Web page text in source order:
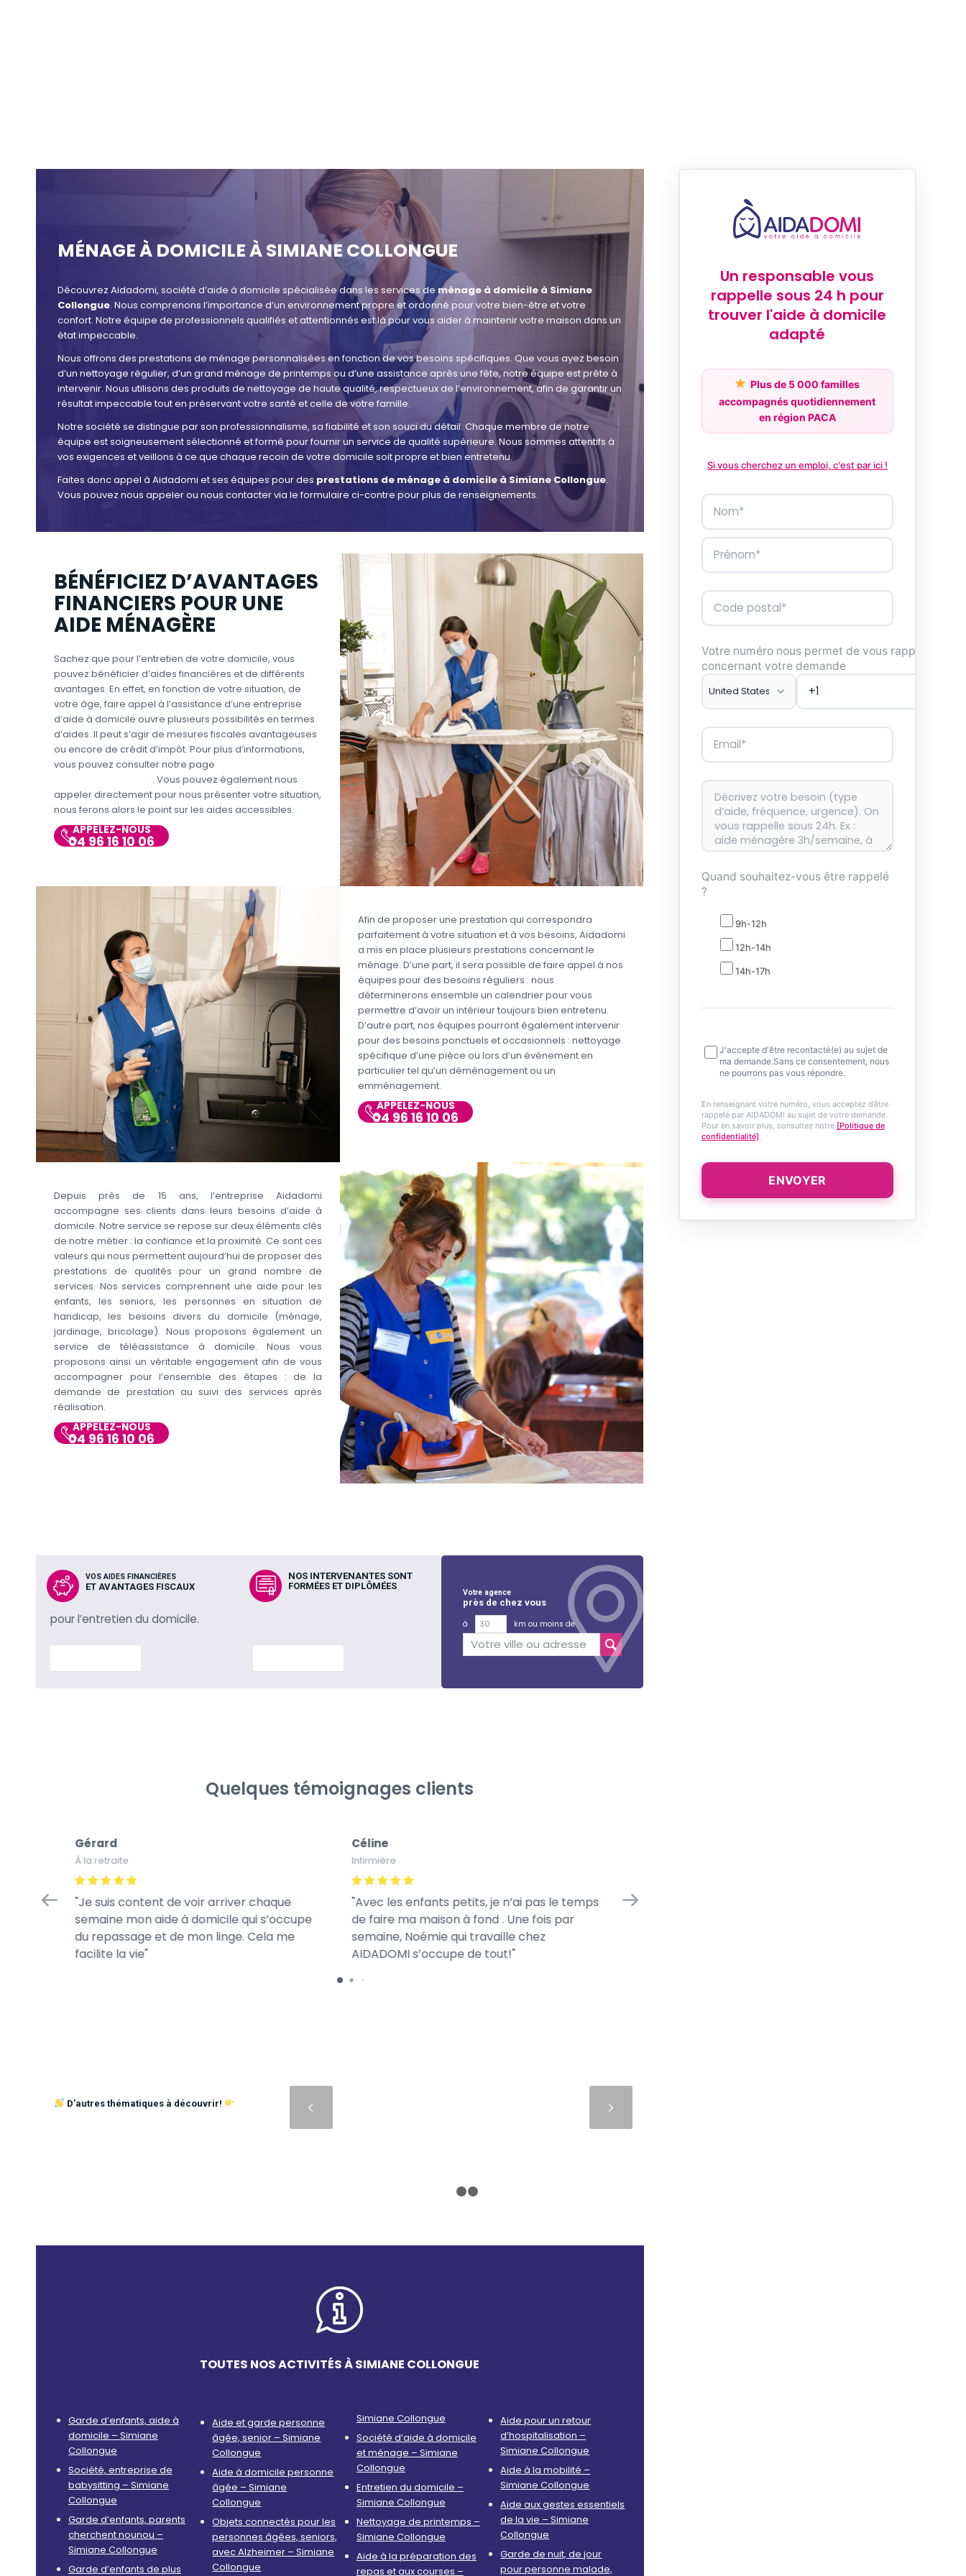
MÉNAGE À DOMICILE À SIMIANE COLLONGUE
Découvrez Aidadomi, société d’aide à domicile spécialisée dans les services de ménage à domicile à Simiane
Collongue. Nous comprenons l’importance d’un environnement propre et ordonné pour votre bien-être et votre
confort. Notre équipe de professionnels qualifiés et attentionnés est là pour vous aider à maintenir votre maison dans un
état impeccable.
Nous offrons des prestations de ménage personnalisées en fonction de vos besoins spécifiques. Que vous ayez besoin
d’un nettoyage régulier, d’un grand ménage de printemps ou d’une assistance après une fête, notre équipe est prête à
intervenir. Nous utilisons des produits de nettoyage de haute qualité, respectueux de l’environnement, afin de garantir un
résultat impeccable tout en préservant votre santé et celle de votre famille.
Notre société se distingue par son professionnalisme, sa fiabilité et son souci du détail. Chaque membre de notre
équipe est soigneusement sélectionné et formé pour fournir un service de qualité supérieure. Nous sommes attentifs à
vos exigences et veillons à ce que chaque recoin de votre domicile soit propre et bien entretenu.
Faites donc appel à Aidadomi et ses équipes pour des prestations de ménage à domicile à Simiane Collongue.
Vous pouvez nous appeler ou nous contacter via le formulaire ci-contre pour plus de renseignements.
BÉNÉFICIEZ D’AVANTAGES
FINANCIERS POUR UNE
AIDE MÉNAGÈRE
Sachez que pour l’entretien de votre domicile, vous
pouvez bénéficier d’aides financières et de différents
avantages. En effet, en fonction de votre situation, de
votre âge, faire appel à l’assistance d’une entreprise
d’aide à domicile ouvre plusieurs possibilités en termes
d’aides. Il peut s’agir de mesures fiscales avantageuses
ou encore de crédit d’impôt. Pour plus d’informations,
vous pouvez consulter notre page
. Vous pouvez également nous
appeler directement pour nous présenter votre situation,
nous ferons alors le point sur les aides accessibles.
APPELEZ-NOUS
04 96 16 10 06
Afin de proposer une prestation qui correspondra
parfaitement à votre situation et à vos besoins, Aidadomi
a mis en place plusieurs prestations concernant le
ménage. D’une part, il sera possible de faire appel à nos
équipes pour des besoins réguliers : nous
déterminerons ensemble un calendrier pour vous
permettre d’avoir un intérieur toujours bien entretenu.
D’autre part, nos équipes pourront également intervenir
pour des besoins ponctuels et occasionnels : nettoyage
spécifique d’une pièce ou lors d’un événement en
particulier tel qu’un déménagement ou un
emménagement.
APPELEZ-NOUS
04 96 16 10 06
Depuis près de 15 ans, l’entreprise Aidadomi
accompagne ses clients dans leurs besoins d’aide à
domicile. Notre service se repose sur deux éléments clés
de notre métier : la confiance et la proximité. Ce sont ces
valeurs qui nous permettent aujourd’hui de proposer des
prestations de qualités pour un grand nombre de
services. Nos services comprennent une aide pour les
enfants, les seniors, les personnes en situation de
handicap, les besoins divers du domicile (ménage,
jardinage, bricolage). Nous proposons également un
service de téléassistance à domicile. Nous vous
proposons ainsi un véritable engagement afin de vous
accompagner pour l’ensemble des étapes : de la
demande de prestation au suivi des services après
réalisation.
APPELEZ-NOUS
04 96 16 10 06
VOS AIDES FINANCIÈRES
ET AVANTAGES FISCAUX
pour l’entretien du domicile.
NOS INTERVENANTES SONT
FORMÉES ET DIPLÔMÉES
Votre agence
près de chez vous
à
km ou moins de
Quelques témoignages clients
Gérard
À la retraite
Je suis content de voir arriver chaque
semaine mon aide à domicile qui s’occupe
du repassage et de mon linge. Cela me
facilite la vie
Céline
Infirmière
Avec les enfants petits, je n’ai pas le temps
de faire ma maison à fond . Une fois par
semaine, Noémie qui travaille chez
AIDADOMI s’occupe de tout!
Mes petits-enfants viennent passer le
D’autres thématiques à découvrir!
Précédent
TOUTES NOS ACTIVITÉS À SIMIANE COLLONGUE
Garde d’enfants, aide à
domicile – Simiane
Collongue
Société, entreprise de
babysitting – Simiane
Collongue
Garde d’enfants, parents
cherchent nounou –
Simiane Collongue
Garde d’enfants de plus
Aide et garde personne
âgée, senior – Simiane
Collongue
Aide à domicile personne
âgée – Simiane
Collongue
Objets connectés pour les
personnes âgées, seniors,
avec Alzheimer – Simiane
Collongue
Simiane Collongue
Société d’aide à domicile
et ménage – Simiane
Collongue
Entretien du domicile –
Simiane Collongue
Nettoyage de printemps –
Simiane Collongue
Aide à la préparation des
repas et aux courses –
Aide pour un retour
d’hospitalisation –
Simiane Collongue
Aide à la mobilité –
Simiane Collongue
Aide aux gestes essentiels
de la vie – Simiane
Collongue
Garde de nuit, de jour
pour personne malade,
Un responsable vous
rappelle sous 24 h pour
trouver l'aide à domicile
adapté
Plus de 5 000 familles
accompagnés quotidiennement
en région PACA
Si vous cherchez un emploi, c'est par ici !
Votre numéro nous permet de vous rappeler
concernant votre demande
Quand souhaitez-vous être rappelé
?
9h-12h
12h-14h
14h-17h
J'accepte d'être recontacté(e) au sujet de
ma demande.Sans ce consentement, nous
ne pourrons pas vous répondre.
En renseignant votre numéro, vous acceptez d’être
rappelé par AIDADOMI au sujet de votre demande.
Pour en savoir plus, consultez notre [Politique de
confidentialité]